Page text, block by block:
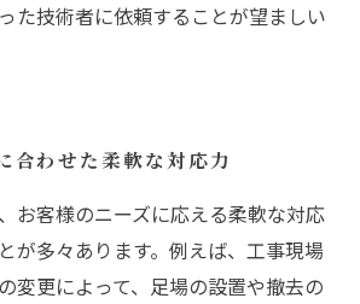
た技術者に依頼することが望ましい
合わせた柔軟な対応力
お客様のニーズに応える柔軟な対応
が多々あります。例えば、工事現場
変更によって、足場の設置や撤去の